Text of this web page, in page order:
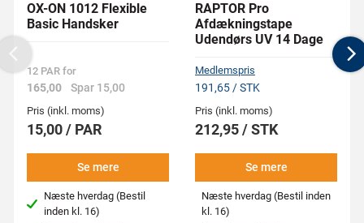
OX-ON 1012 Flexible
Basic Handsker
12 PAR for
165,00 Spar 15,00
Pris (inkl. moms)
15,00 / PAR
Se mere
Næste hverdag (Bestil
inden kl. 16)
RAPTOR Pro
Afdækningstape
Udendørs UV 14 Dage
Medlemspris
191,65 / STK
Pris (inkl. moms)
212,95 / STK
Se mere
Næste hverdag (Bestil inden
kl. 16)
Previous